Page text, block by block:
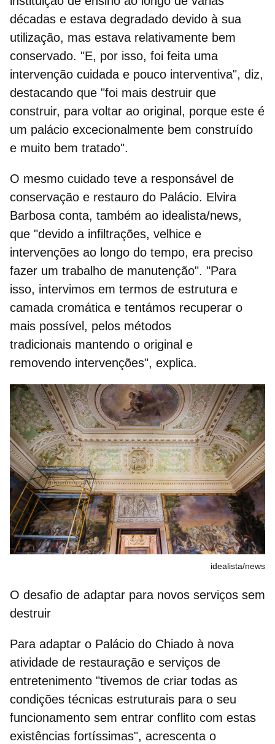
décadas e estava degradado devido à sua
utilização, mas estava relativamente bem
conservado. "E, por isso, foi feita uma
intervenção cuidada e pouco interventiva", diz,
destacando que "foi mais destruir que
construir, para voltar ao original, porque este é
um palácio excecionalmente bem construído
e muito bem tratado".
O mesmo cuidado teve a responsável de
conservação e restauro do Palácio. Elvira
Barbosa conta, também ao idealista/news,
que "devido a infiltrações, velhice e
intervenções ao longo do tempo, era preciso
fazer um trabalho de manutenção". "Para
isso, intervimos em termos de estrutura e
camada cromática e tentámos recuperar o
mais possível, pelos métodos
tradicionais mantendo o original e
removendo intervenções", explica.
idealista/news
O desafio de adaptar para novos serviços sem
destruir
Para adaptar o Palácio do Chiado à nova
atividade de restauração e serviços de
entretenimento "tivemos de criar todas as
condições técnicas estruturais para o seu
funcionamento sem entrar conflito com estas
existências fortíssimas", acrescenta o